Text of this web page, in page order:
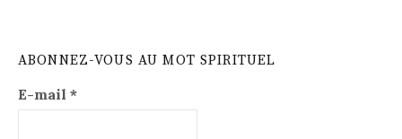
ABONNEZ-VOUS AU MOT SPIRITUEL
E-mail *